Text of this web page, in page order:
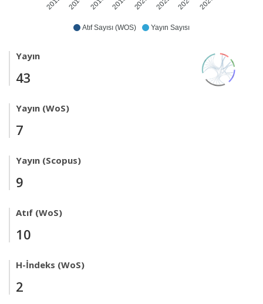
Atıf Sayısı (WOS) Yayın Sayısı
Yayın
43
Yayın (WoS)
7
Yayın (Scopus)
9
Atıf (WoS)
10
H-İndeks (WoS)
2